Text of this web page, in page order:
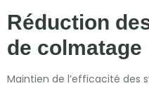
Réduction
de colmatage
Maintien de l’efficacité des